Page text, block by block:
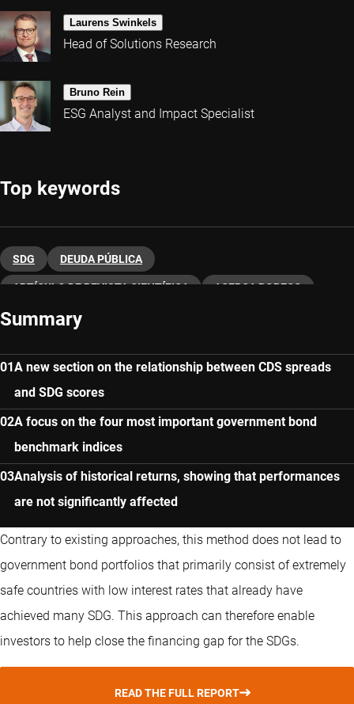
Laurens Swinkels
Head of Solutions Research
Bruno Rein
ESG Analyst and Impact Specialist
Top keywords
SDG DEUDA PÚBLICA
ARTÍCULO DE REVISTA CIENTÍFICA ACERCA ROBECO
Summary
A new section on the relationship between CDS spreads
and SDG scores
A focus on the four most important government bond
benchmark indices
Analysis of historical returns, showing that performances
are not significantly affected
Contrary to existing approaches, this method does not lead to
government bond portfolios that primarily consist of extremely
safe countries with low interest rates that already have
achieved many SDG. This approach can therefore enable
investors to help close the financing gap for the SDGs.
READ THE FULL REPORT